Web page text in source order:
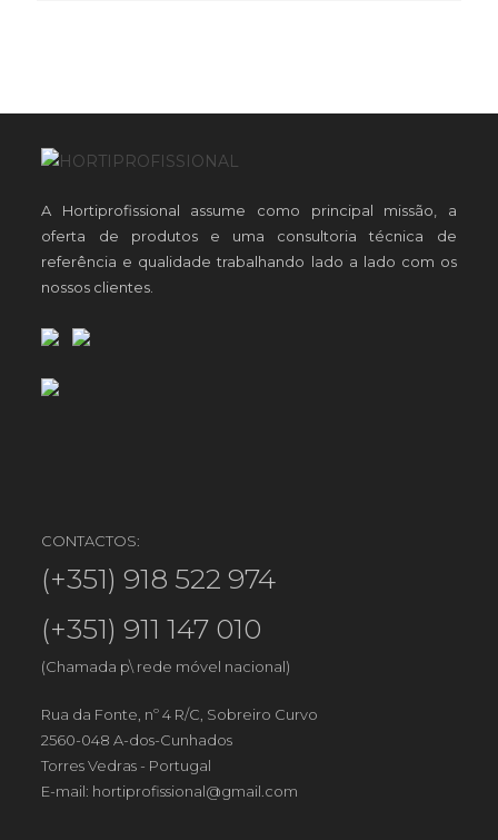
A Hortiprofissional assume como principal missão, a
oferta de produtos e uma consultoria técnica de
referência e qualidade trabalhando lado a lado com os
nossos clientes.
CONTACTOS:
(+351) 918 522 974
(+351) 911 147 010
(Chamada p\ rede móvel nacional)
Rua da Fonte, nº 4 R/C, Sobreiro Curvo
2560-048 A-dos-Cunhados
Torres Vedras - Portugal
E-mail: hortiprofissional@gmail.com